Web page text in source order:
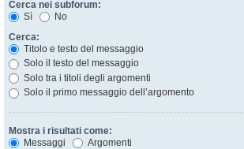
Cerca nei subforum:
Sì
No
Cerca:
Titolo e testo del messaggio
Solo il testo del messaggio
Solo tra i titoli degli argomenti
Solo il primo messaggio dell’argomento
Mostra i risultati come:
Messaggi
Argomenti